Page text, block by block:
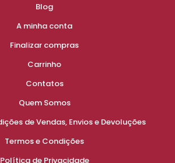
Blog
A minha conta
Finalizar compras
Carrinho
Contatos
Quem Somos
de Vendas, Envios e Devoluções
Termos e Condições
Política de Privacidade